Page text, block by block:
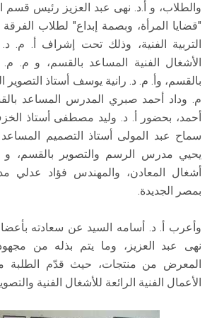
والطلاب، و أ.د. نهى عبد العزيز رئيس قسم
"قضايا المرأة، وبصمة إبداع" لطلاب الفرقة
التربية الفنية، وذلك تحت إشراف أ. م.
الأشغال الفنية المساعد بالقسم، و م. م.
بالقسم، وأ. م. د. رانية يوسف أستاذ
م. وداد أحمد صبري المدرس المساعد
أحمد، بحضور أ. د. وليد مصطفى أستاذ
سماح عبد المولى أستاذ التصميم
يحيي مدرس الرسم والتصوير بالقسم،
أشغال المعادن، والمهندس فؤاد عدلي
بمصر الجديدة.
وأعرب أ. د. أسامه السيد عن سعادته
نهى عبد العزيز، وما يتم بذله من
المعرض من منتجات، حيث قدّم الطلبة
الأعمال الفنية الرائعة للأشغال الفنية